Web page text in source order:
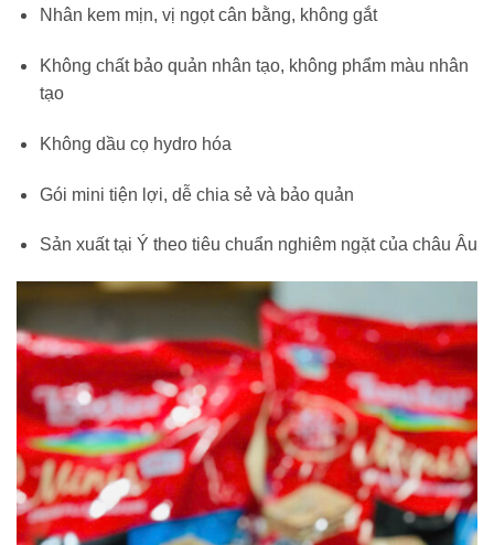
Nhân kem mịn, vị ngọt cân bằng, không gắt
Không chất bảo quản nhân tạo, không phẩm màu nhân
tạo
Không dầu cọ hydro hóa
Gói mini tiện lợi, dễ chia sẻ và bảo quản
Sản xuất tại Ý theo tiêu chuẩn nghiêm ngặt của châu Âu